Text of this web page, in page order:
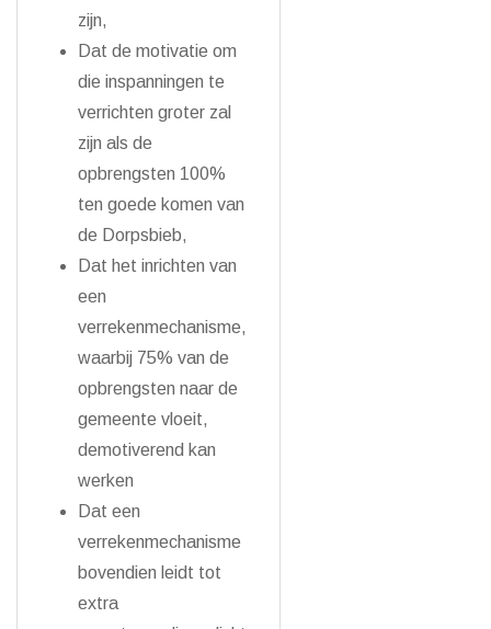
zijn,
Dat de motivatie om
die inspanningen te
verrichten groter zal
zijn als de
opbrengsten 100%
ten goede komen van
de Dorpsbieb,
Dat het inrichten van
een
verrekenmechanisme,
waarbij 75% van de
opbrengsten naar de
gemeente vloeit,
demotiverend kan
werken
Dat een
verrekenmechanisme
bovendien leidt tot
extra